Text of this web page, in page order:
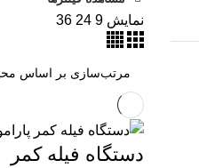
نمایش9
24
36
دستگاه فیله کمر